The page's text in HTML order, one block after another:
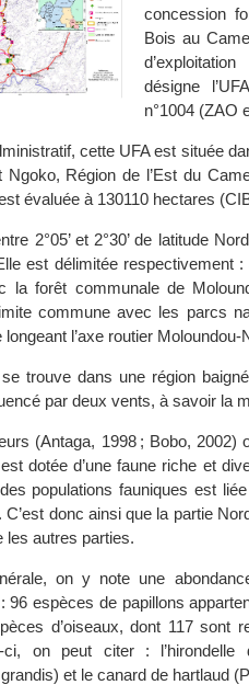
concession
Bois au
désigne
n°1004 (ZAO
cette UFA est située
Ngoko, Région de l’Est du
évaluée à 130110 hectares
2°05’ et 2°30’ de latitude
est délimitée respectivement
la forêt communale de
commune avec les parcs
l’axe routier Moloundou-
se trouve dans une région
par deux vents, à savoir la
(Antaga, 1998 ; Bobo,
est dotée d’une faune riche et
populations fauniques est
donc ainsi que la partie
les autres parties.
on y note une
96 espèces de papillons
d’oiseaux, dont 117 sont
ci, on peut citer :
et le canard de hartlaud